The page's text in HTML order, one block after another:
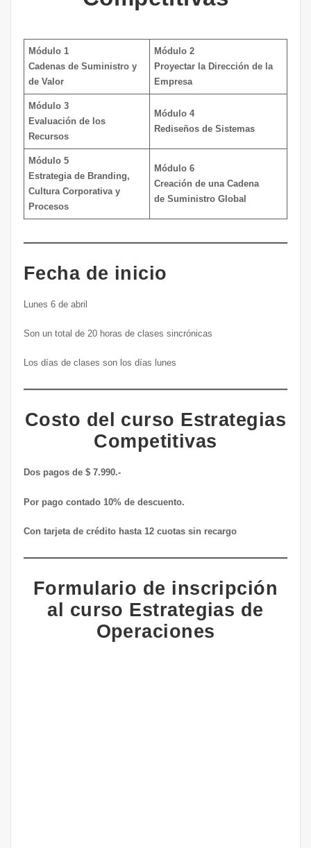
Módulo 1
Cadenas de Suministro y
de Valor
Módulo 2
Proyectar la Dirección de la
Empresa
Módulo 3
Evaluación de los
Recursos
Módulo 4
Rediseños de Sistemas
Módulo 5
Estrategia de Branding,
Cultura Corporativa y
Procesos
Módulo 6
Creación de una Cadena
de Suministro Global
Fecha de inicio
Lunes 6 de abril
Son un total de 20 horas de clases sincrónicas
Los días de clases son los días lunes
Costo del curso Estrategias
Competitivas
Dos pagos de $ 7.990.-
Por pago contado 10% de descuento.
Con tarjeta de crédito hasta 12 cuotas sin recargo
Formulario de inscripción
al curso Estrategias de
Operaciones